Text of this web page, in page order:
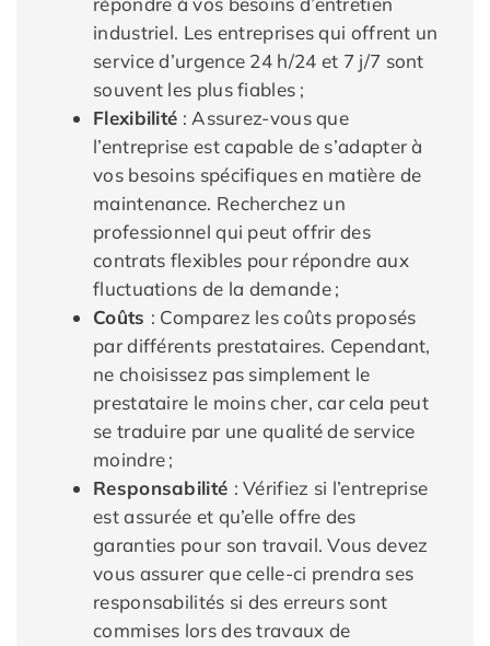
industriel. Les entreprises qui offrent un
service d’urgence 24 h/24 et 7 j/7 sont
souvent les plus fiables ;
Flexibilité : Assurez-vous que
l’entreprise est capable de s’adapter à
vos besoins spécifiques en matière de
maintenance. Recherchez un
professionnel qui peut offrir des
contrats flexibles pour répondre aux
fluctuations de la demande ;
Coûts : Comparez les coûts proposés
par différents prestataires. Cependant,
ne choisissez pas simplement le
prestataire le moins cher, car cela peut
se traduire par une qualité de service
moindre ;
Responsabilité : Vérifiez si l’entreprise
est assurée et qu’elle offre des
garanties pour son travail. Vous devez
vous assurer que celle-ci prendra ses
responsabilités si des erreurs sont
commises lors des travaux de